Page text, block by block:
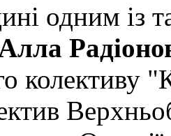
одним із
колективу